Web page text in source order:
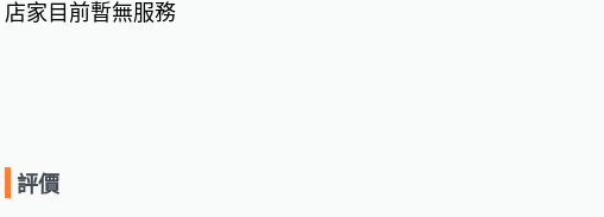
店家目前暫無服務
評價